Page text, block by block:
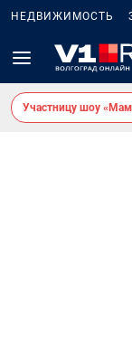
НЕДВИЖИМОСТЬ
Участницу шоу